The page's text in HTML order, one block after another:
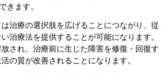
きます。
治療の選択肢を広げることにつながり、従
治療法を提供することが可能になります。
され、治療前に生じた障害を修復・回復す
の質が改善されることになります。